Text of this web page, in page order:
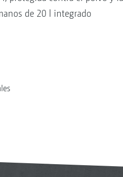
de 20 l integrado